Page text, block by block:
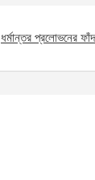
ধর্মান্তর প্রলোভনের